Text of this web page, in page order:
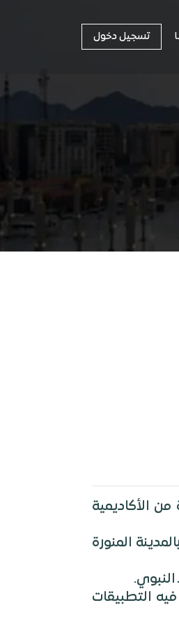
تسجيل دخول
الأكاديمية
الاوقاف الاهلية بالمدينة المنورة
التطبيقات